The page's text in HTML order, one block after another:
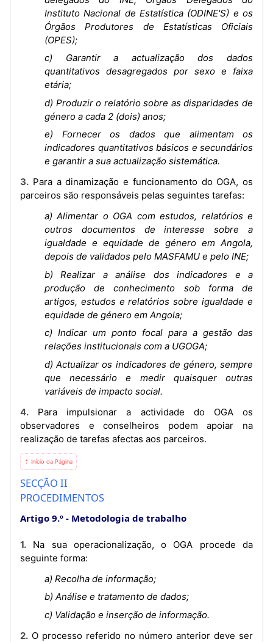
Instituto Nacional de Estatística (ODINE'S) e os
Órgãos Produtores de Estatísticas Oficiais
(OPES);
c) Garantir a actualização dos dados
quantitativos desagregados por sexo e faixa
etária;
d) Produzir o relatório sobre as disparidades de
género a cada 2 (dois) anos;
e) Fornecer os dados que alimentam os
indicadores quantitativos básicos e secundários
e garantir a sua actualização sistemática.
3. Para a dinamização e funcionamento do OGA, os
parceiros são responsáveis pelas seguintes tarefas:
a) Alimentar o OGA com estudos, relatórios e
outros documentos de interesse sobre a
igualdade e equidade de género em Angola,
depois de validados pelo MASFAMU e pelo INE;
b) Realizar a análise dos indicadores e a
produção de conhecimento sob forma de
artigos, estudos e relatórios sobre igualdade e
equidade de género em Angola;
c) Indicar um ponto focal para a gestão das
relações institucionais com a UGOGA;
d) Actualizar os indicadores de género, sempre
que necessário e medir quaisquer outras
variáveis de impacto social.
4. Para impulsionar a actividade do OGA os
observadores e conselheiros podem apoiar na
realização de tarefas afectas aos parceiros.
⇡ Início da Página
SECÇÃO II
PROCEDIMENTOS
Artigo 9.º Metodologia de trabalho
1. Na sua operacionalização, o OGA procede da
seguinte forma:
a) Recolha de informação;
b) Análise e tratamento de dados;
c) Validação e inserção de informação.
2. O processo referido no número anterior deve ser